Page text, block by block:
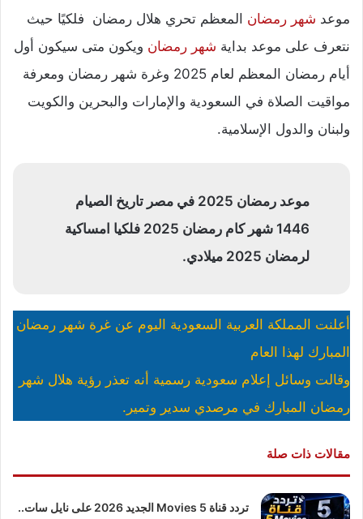
موعد شهر رمضان المعظم تحري هلال رمضان فلكيًا حيث
نتعرف على موعد بداية شهر رمضان ويكون متى سيكون أول
أيام رمضان المعظم لعام 2025 وغرة شهر رمضان ومعرفة
مواقيت الصلاة في السعودية والإمارات والبحرين والكويت
ولبنان والدول الإسلامية.
موعد رمضان 2025 في مصر تاريخ الصيام
1446 شهر كام رمضان 2025 فلكيا امساكية
لرمضان 2025 ميلادي.
أعلنت المملكة العربية السعودية اليوم عن غرة شهر رمضان
المبارك لهذا العام
وقالت وسائل إعلام سعودية رسمية أنه تعذر رؤية هلال شهر
رمضان المبارك في مرصدي سدير وتمير.
مقالات ذات صلة
تردد قناة 5 Movies الجديد 2026 على نايل سات..